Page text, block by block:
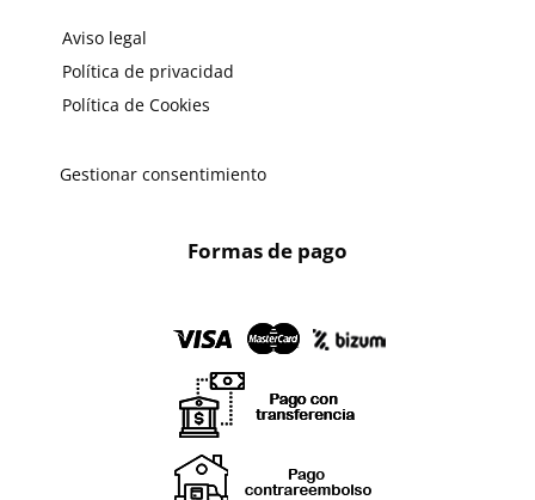
Aviso legal
Política de privacidad
Política de Cookies
Gestionar consentimiento
Formas de pago